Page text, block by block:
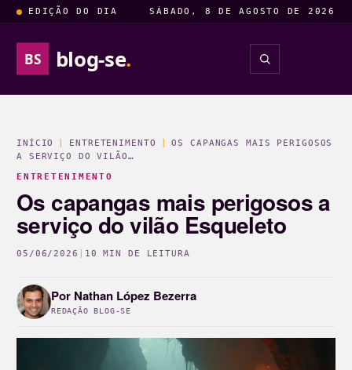
EDIÇÃO DO DIA SÁBADO, 8 DE AGOSTO DE 2026
BS blog-se.
INSIGHTS
INÍCIO ENTRETENIMENTO
OS CAPANGAS MAIS PERIGOSOS
A SERVIÇO DO VILÃO…
ENTRETENIMENTO
Os capangas mais perigosos a
serviço do vilão Esqueleto
05/06/2026 10 MIN DE LEITURA
Por Nathan López Bezerra
REDAÇÃO BLOG-SE